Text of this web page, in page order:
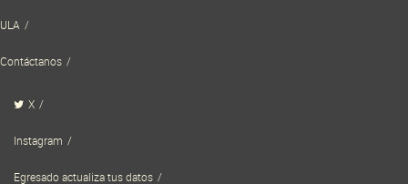
to
ULA
Contáctanos
X
Instagram
Egresado actualiza tus datos